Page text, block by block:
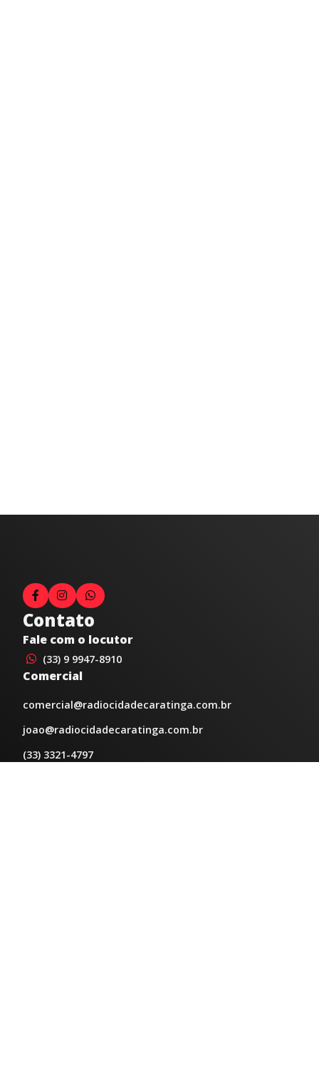
Contato
Fale com o locutor
(33) 9 9947-8910
Comercial
comercial@radiocidadecaratinga.com.br
joao@radiocidadecaratinga.com.br
(33) 3321-4797